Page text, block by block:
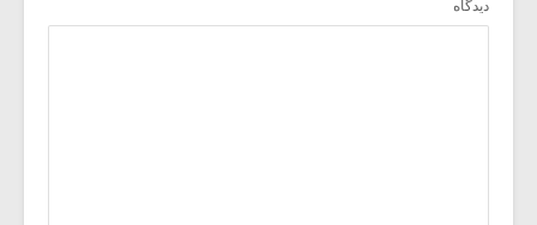
دیدگاه